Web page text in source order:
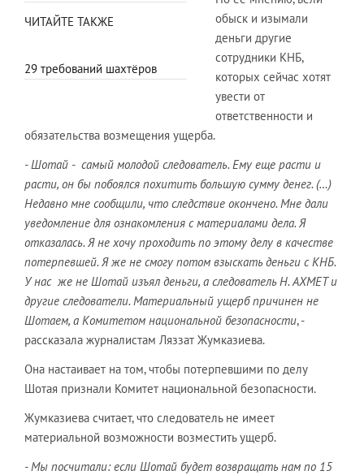
ЧИТАЙТЕ ТАКЖЕ
29 требований шахтёров
обыск и изымали
деньги другие
сотрудники КНБ,
которых сейчас хотят
увести от
ответственности и
обязательства возмещения ущерба.
- Шотай - самый молодой следователь. Ему еще расти и
расти, он бы побоялся похитить большую сумму денег. (…)
Недавно мне сообщили, что следствие окончено. Мне дали
уведомление для ознакомления с материалами дела. Я
отказалась. Я не хочу проходить по этому делу в качестве
потерпевшей. Я же не смогу потом взыскать деньги с КНБ.
У нас же не Шотай изъял деньги, а следователь Н. АХМЕТ и
другие следователи. Материальный ущерб причинен не
Шотаем, а Комитетом национальной безопасности, -
рассказала журналистам Ляззат Жумказиева.
Она настаивает на том, чтобы потерпевшими по делу
Шотая признали Комитет национальной безопасности.
Жумказиева считает, что следователь не имеет
материальной возможности возместить ущерб.
- Мы посчитали: если Шотай будет возвращать нам по 15